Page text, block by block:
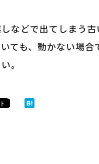
などで出てしまう
ても、動かない場
。